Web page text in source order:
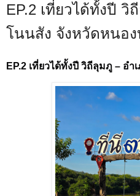
EP.2 เที่ยวได้ทั้งปี วิ
โนนสัง จังหวัดหนอ
EP.2 เที่ยวได้ทั้งปี วิถีลุมภู – อ